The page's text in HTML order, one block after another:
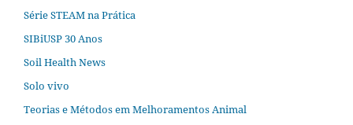
Série STEAM na Prática
SIBiUSP 30 Anos
Soil Health News
Solo vivo
Teorias e Métodos em Melhoramentos Animal